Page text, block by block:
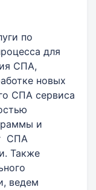
по
для
СПА,
новых
СПА сервиса
и
СПА
Также
ведем